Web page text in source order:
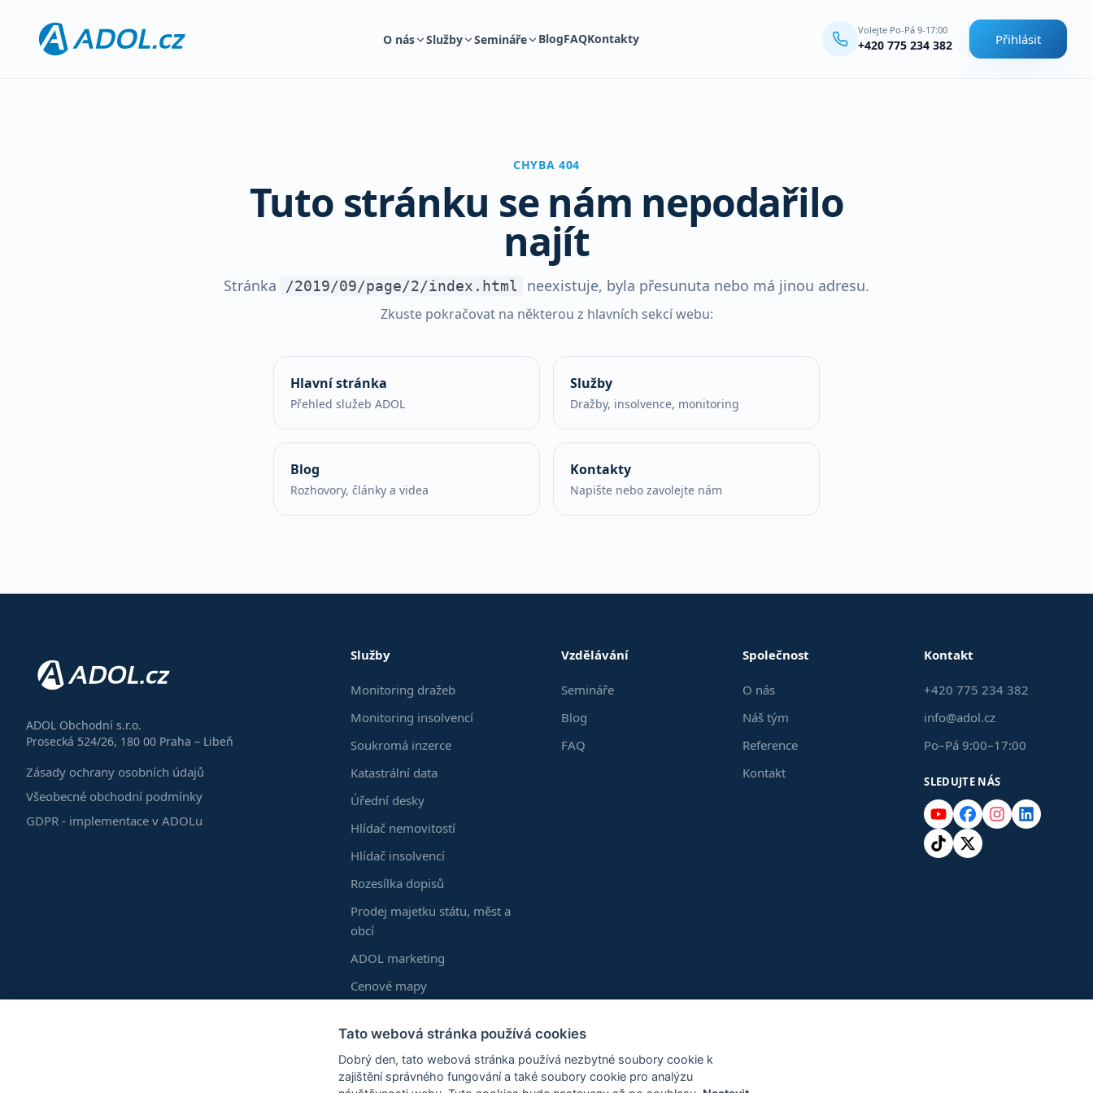
O nás Služby Semináře BlogFAQKontakty
Volejte Po-Pá 9-17:00
+420 775 234 382 Přihlásit
CHYBA 404
Tuto stránku se nám nepodařilo
najít
Stránka /2019/09/page/2/index.html neexistuje, byla přesunuta nebo má jinou adresu.
Zkuste pokračovat na některou z hlavních sekcí webu:
Hlavní stránka
Přehled služeb ADOL
Služby
Dražby, insolvence, monitoring
Blog
Rozhovory, články a videa
Kontakty
Napište nebo zavolejte nám
ADOL Obchodní s.r.o.
Prosecká 524/26, 180 00 Praha – Libeň
Zásady ochrany osobních údajů
Všeobecné obchodní podmínky
GDPR - implementace v ADOLu
Služby
Monitoring dražeb
Monitoring insolvencí
Soukromá inzerce
Katastrální data
Úřední desky
Hlídač nemovitostí
Hlídač insolvencí
Rozesílka dopisů
Prodej majetku státu, měst a
obcí
ADOL marketing
Cenové mapy
Vlastní vrstvy
Rozšíření Chrome
Vzdělávání
Semináře
Blog
FAQ
Společnost
O nás
Náš tým
Reference
Kontakt
Kontakt
+420 775 234 382
info@adol.cz
Po–Pá 9:00–17:00
SLEDUJTE NÁS
YouTubeFacebook
Instagram
LinkedIn
TikTok
X
Tato webová stránka používá cookies
Dobrý den, tato webová stránka používá nezbytné soubory cookie k
zajištění správného fungování a také soubory cookie pro analýzu